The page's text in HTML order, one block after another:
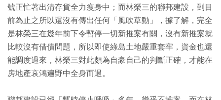
號正忙著出清存貨全力瘦身中；而林榮三的聯邦建設，到目
前為止之所以還沒有傳出任何「風吹草動」，據了解，完全
是林榮三在幾年前下令暫停一切新推案有關，沒有新推案就
比較沒有借債問題，所以即使綠島土地嚴重套牢，資金也還
能調度過來，林榮三對此頗為自豪自己的判斷正確，才能在
房地產哀鴻遍野中全身而退。